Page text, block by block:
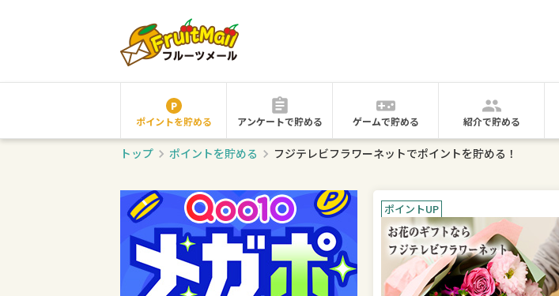
ポイントを貯める アンケートで貯める ゲームで貯める 紹介で貯める
トップ ポイントを貯める フジテレビフラワーネットでポイントを貯める！
ポイントUP